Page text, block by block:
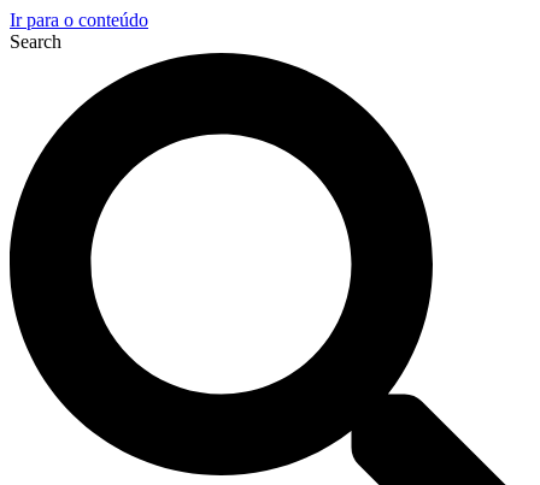
Ir para o conteúdo
Search